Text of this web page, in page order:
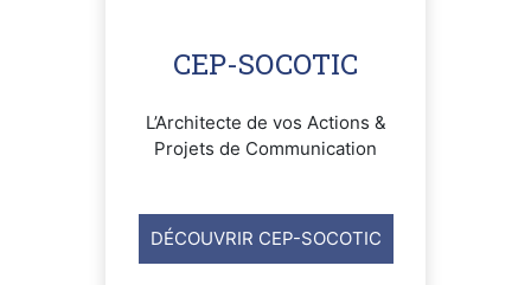
CEP-SOCOTIC
L’Architecte de vos Actions &
Projets de Communication
DÉCOUVRIR CEP-SOCOTIC